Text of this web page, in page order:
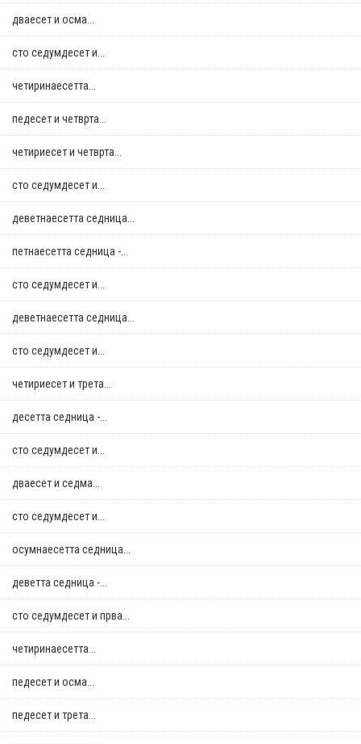
дваесет и осма...
сто седумдесет и...
четиринаесетта...
педесет и четврта...
четириесет и четврта...
сто седумдесет и...
деветнаесетта седница...
петнаесетта седница -...
сто седумдесет и...
деветнаесетта седница...
сто седумдесет и...
четириесет и трета...
десетта седница -...
сто седумдесет и...
дваесет и седма...
сто седумдесет и...
осумнaесетта седница...
деветта седница -...
сто седумдесет и прва...
четиринаесетта...
педесет и осма...
педесет и трета...